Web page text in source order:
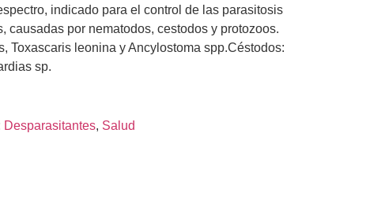
indicado para el control de las parasitosis
causadas por nematodos, cestodos y protozoos.
Toxascaris leonina y Ancylostoma spp.Céstodos:
sp.
Desparasitantes, Salud